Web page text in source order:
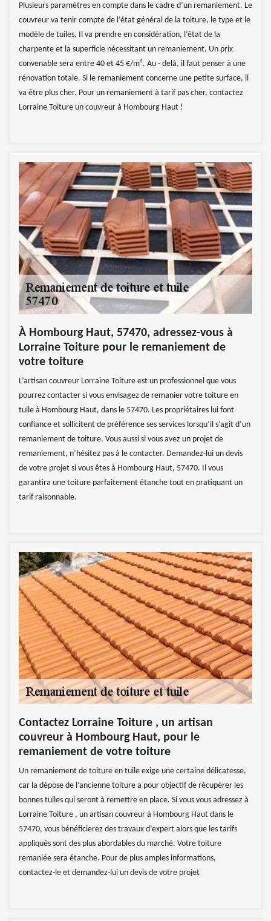
Plusieurs paramètres en compte dans le cadre d’un remaniement. Le
couvreur va tenir compte de l’état général de la toiture, le type et le
modèle de tuiles, Il va prendre en considération, l’état de la
charpente et la superficie nécessitant un remaniement. Un prix
convenable sera entre 40 et 45 €/m². Au - delà, il faut penser à une
rénovation totale. Si le remaniement concerne une petite surface, il
va être plus cher. Pour un remaniement à tarif pas cher, contactez
Lorraine Toiture un couvreur à Hombourg Haut !
À Hombourg Haut, 57470, adressez-vous à
Lorraine Toiture pour le remaniement de
votre toiture
L’artisan couvreur Lorraine Toiture est un professionnel que vous
pourrez contacter si vous envisagez de remanier votre toiture en
tuile à Hombourg Haut, dans le 57470. Les propriétaires lui font
confiance et sollicitent de préférence ses services lorsqu’il s’agit d’un
remaniement de toiture. Vous aussi si vous avez un projet de
remaniement, n’hésitez pas à le contacter. Demandez-lui un devis
de votre projet si vous êtes à Hombourg Haut, 57470. Il vous
garantira une toiture parfaitement étanche tout en pratiquant un
tarif raisonnable.
Contactez Lorraine Toiture , un artisan
couvreur à Hombourg Haut, pour le
remaniement de votre toiture
Un remaniement de toiture en tuile exige une certaine délicatesse,
car la dépose de l’ancienne toiture a pour objectif de récupérer les
bonnes tuiles qui seront à remettre en place. Si vous vous adressez à
Lorraine Toiture , un artisan couvreur à Hombourg Haut dans le
57470, vous bénéficierez des travaux d’expert alors que les tarifs
appliqués sont des plus abordables du marché. Votre toiture
remaniée sera étanche. Pour de plus amples informations,
contactez-le et demandez-lui un devis de votre projet